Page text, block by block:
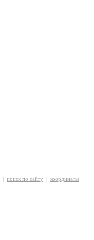
поиск по сайту координаты